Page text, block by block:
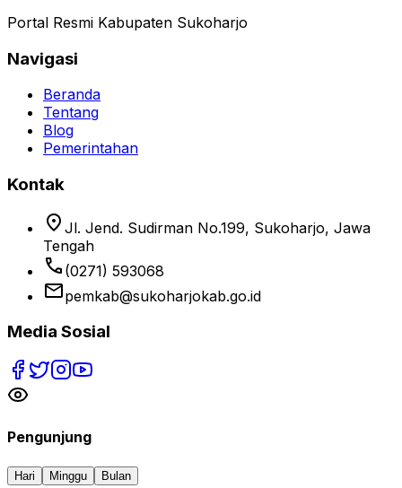
Portal Resmi Kabupaten Sukoharjo
Navigasi
Beranda
Tentang
Blog
Pemerintahan
Kontak
location_on Jl. Jend. Sudirman No.199, Sukoharjo, Jawa
Tengah
phone (0271) 593068
emailpemkab@sukoharjokab.go.id
Media Sosial
Pengunjung
Hari Minggu Bulan